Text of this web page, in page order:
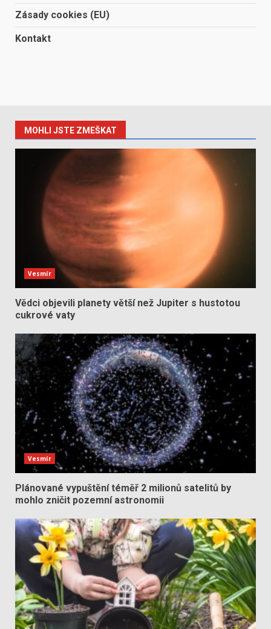
Zásady cookies (EU)
Kontakt
MOHLI JSTE ZMEŠKAT
Vesmír
Vědci objevili planety větší než Jupiter s hustotou
cukrové vaty
Vesmír
Plánované vypuštění téměř 2 milionů satelitů by
mohlo zničit pozemní astronomii